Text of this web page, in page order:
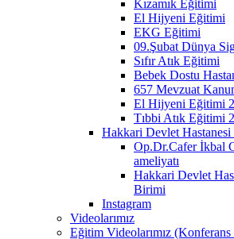
Kızamık Eğitimi
El Hijyeni Eğitimi
EKG Eğitimi
09.Şubat Dünya
Sıfır Atık Eğitimi
Bebek Dostu
657 Mevzuat
El Hijyeni Eğitimi
Tıbbi Atık Eğitimi
Hakkari Devlet Hastanesi
Op.Dr.Cafer İkbal
ameliyatı
Hakkari Devlet
Birimi
Instagram
Videolarımız
Eğitim Videolarımız